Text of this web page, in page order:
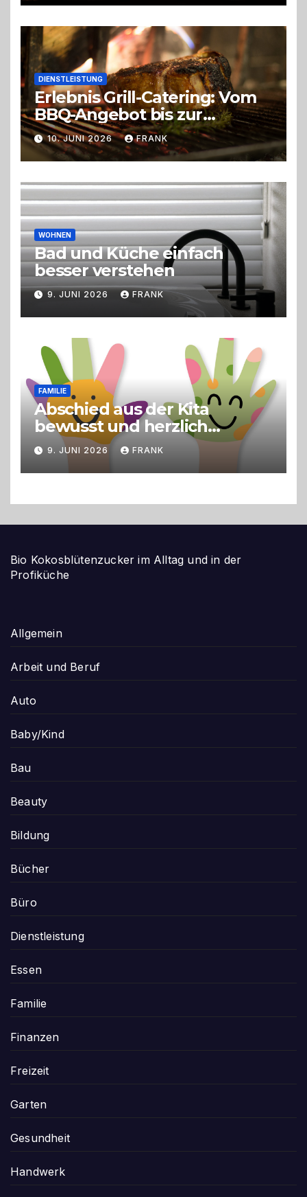
DIENSTLEISTUNG
Erlebnis Grill-Catering: Vom
BBQ-Angebot bis zur
perfekten Eventorganisation
Trend zu Outdoor-Events,
Erlebnisgastronomie und
Live-Cooking
10. JUNI 2026 FRANK
WOHNEN
Bad und Küche einfach
besser verstehen
9. JUNI 2026 FRANK
FAMILIE
Abschied aus der Kita
bewusst und herzlich
gestalten
9. JUNI 2026 FRANK
Bio Kokosblütenzucker im Alltag und in der
Profiküche
Allgemein
Arbeit und Beruf
Auto
Baby/Kind
Bau
Beauty
Bildung
Bücher
Büro
Dienstleistung
Essen
Familie
Finanzen
Freizeit
Garten
Gesundheit
Handwerk